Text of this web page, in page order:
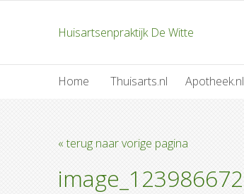
Huisartsenpraktijk De Witte
Home Thuisarts.nl Apotheek.nl
« terug naar vorige pagina
image_123986672